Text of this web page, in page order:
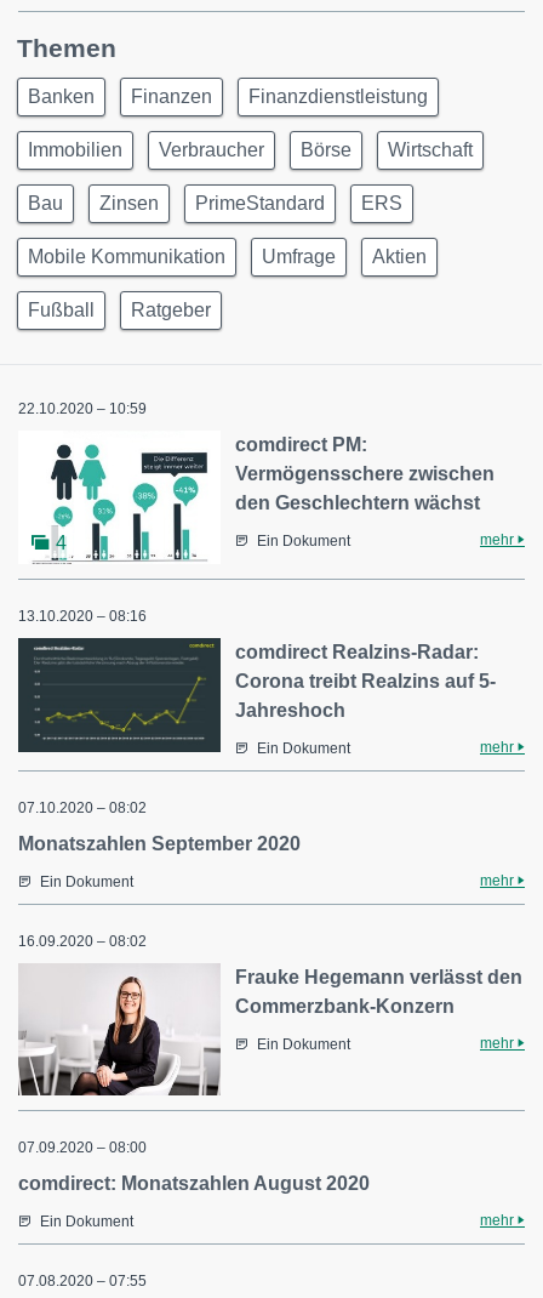
Themen
Banken Finanzen Finanzdienstleistung
Immobilien Verbraucher Börse Wirtschaft
Bau Zinsen PrimeStandard ERS
Mobile Kommunikation Umfrage Aktien
Fußball Ratgeber
22.10.2020 – 10:59
4
comdirect PM:
Vermögensschere zwischen
den Geschlechtern wächst
Ein Dokument mehr
13.10.2020 – 08:16
comdirect Realzins-Radar:
Corona treibt Realzins auf 5-
Jahreshoch
Ein Dokument mehr
07.10.2020 – 08:02
Monatszahlen September 2020
Ein Dokument mehr
16.09.2020 – 08:02
Frauke Hegemann verlässt den
Commerzbank-Konzern
Ein Dokument mehr
07.09.2020 – 08:00
comdirect: Monatszahlen August 2020
Ein Dokument mehr
07.08.2020 – 07:55